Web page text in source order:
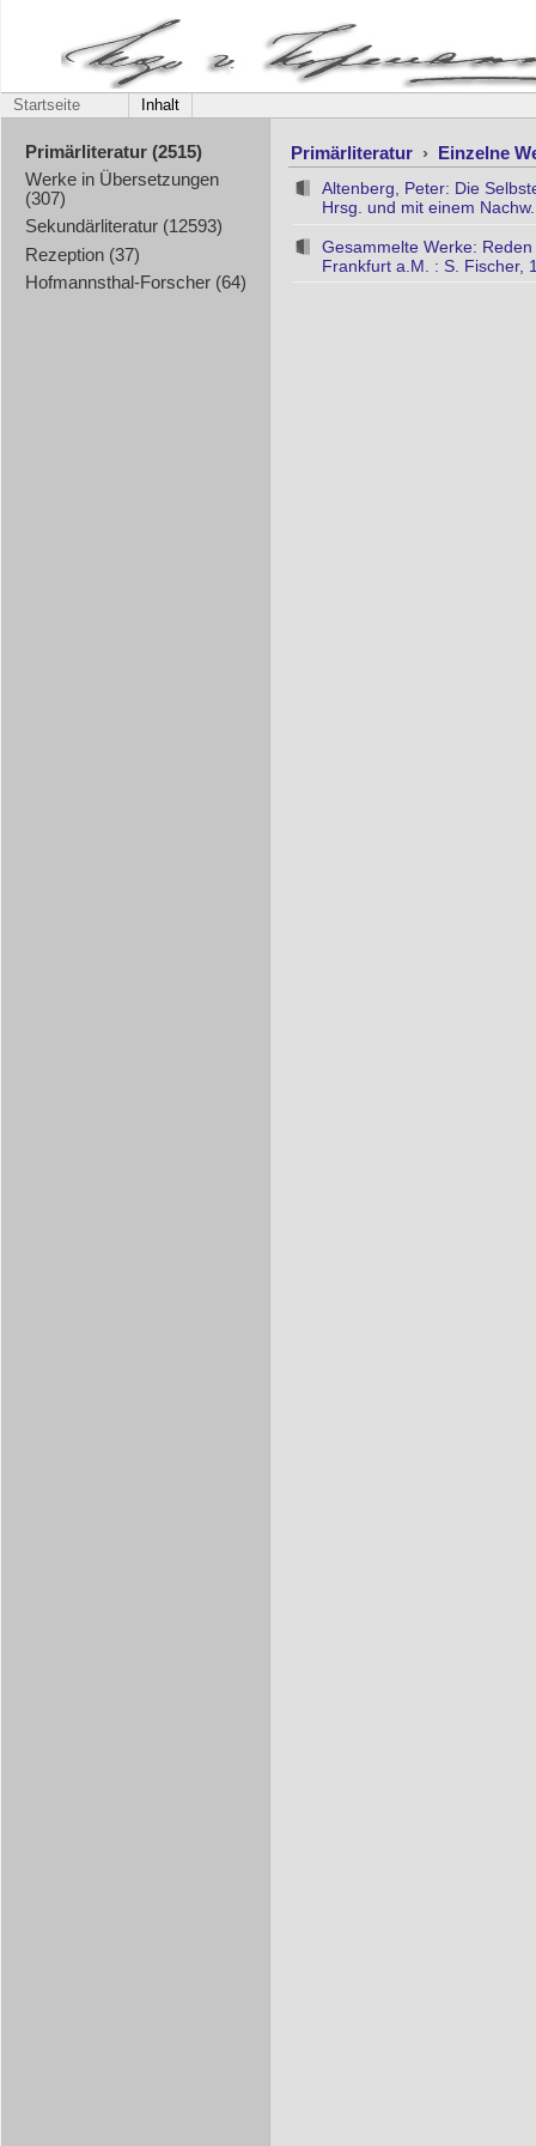
Startseite Inhalt
Primärliteratur (2515)
Werke in Übersetzungen
(307)
Sekundärliteratur (12593)
Rezeption (37)
Hofmannsthal-Forscher (64)
Primärliteratur › Einzelne
Altenberg, Peter: Die
Hrsg. und mit einem
Gesammelte Werke:
Frankfurt a.M. : S. Fischer,